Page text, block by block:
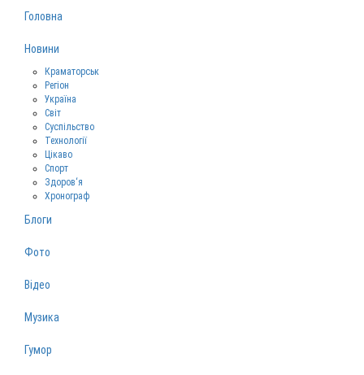
Головна
Новини
Краматорськ
Регіон
Україна
Світ
Суспільство
Технології
Цікаво
Спорт
Здоров‘я
Хронограф
Блоги
Фото
Відео
Музика
Гумор